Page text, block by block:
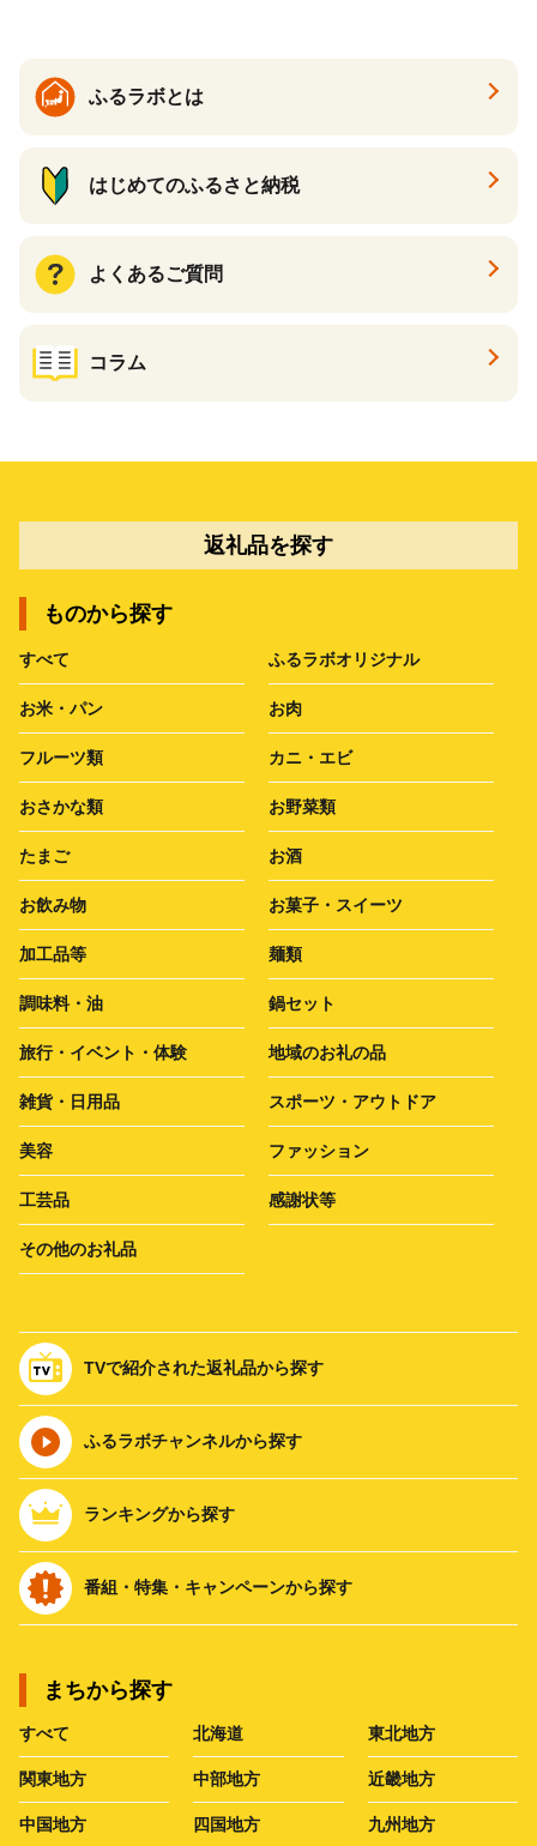
ギフト ふるさと納税 ）
ふるラボとは
はじめてのふるさと納税
よくあるご質問
コラム
返礼品を探す
ものから探す
すべて ふるラボオリジナル
お米・パン お肉
フルーツ類 カニ・エビ
おさかな類 お野菜類
たまご お酒
お飲み物 お菓子・スイーツ
加工品等 麺類
調味料・油 鍋セット
旅行・イベント・体験 地域のお礼の品
雑貨・日用品 スポーツ・アウトドア
美容 ファッション
工芸品 感謝状等
その他のお礼品
TVで紹介された返礼品から探す
ふるラボチャンネルから探す
ランキングから探す
番組・特集・キャンペーンから探す
まちから探す
すべて 北海道 東北地方
関東地方 中部地方 近畿地方
中国地方 四国地方 九州地方